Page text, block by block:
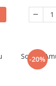
-20%
Sosete